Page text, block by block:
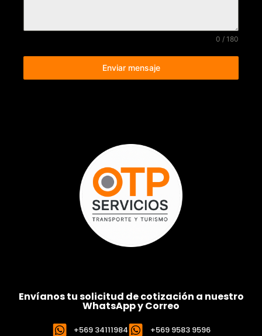
0 / 180
Enviar mensaje
Envíanos tu solicitud de cotización a nuestro
WhatsApp y Correo
+569 34111984 +569 9583 9596